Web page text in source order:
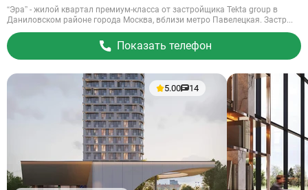
“Эра” - жилой квартал премиум-класса от застройщика Tekta group в
Даниловском районе города Москва, вблизи метро Павелецкая. Застр...
Показать телефон
5.00 14